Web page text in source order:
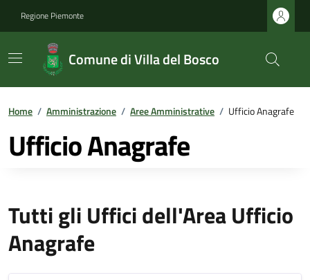
Regione Piemonte
Comune di Villa del Bosco
Home / Amministrazione / Aree Amministrative / Ufficio Anagrafe
Ufficio Anagrafe
Tutti gli Uffici dell'Area Ufficio
Anagrafe